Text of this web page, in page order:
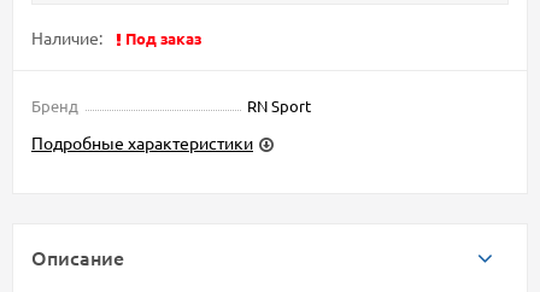
Наличие: Под заказ
Бренд RN Sport
Подробные характеристики
Описание